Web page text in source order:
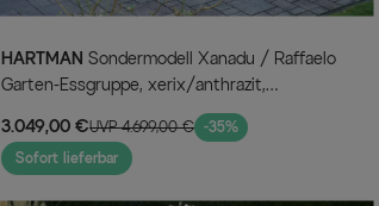
HARTMAN
Garten-Essgruppe, xerix/anthrazit,
Alu/Glaskeramik, 10 Klappstühle,
220/280x100cm
3.049,00 €UVP 4.699,00 € -35%
Sofort lieferbar